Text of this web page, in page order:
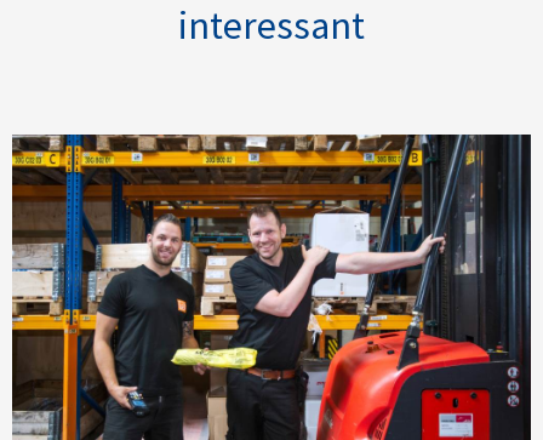
interessant